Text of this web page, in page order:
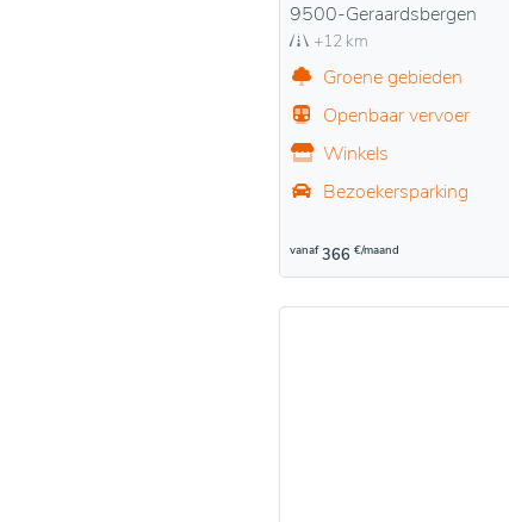
9500-Geraardsbergen
+12 km
Groene gebieden
Openbaar vervoer
Winkels
Bezoekersparking
vanaf 366 €/maand